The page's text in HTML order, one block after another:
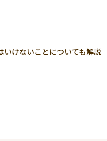
いけないことについても解説